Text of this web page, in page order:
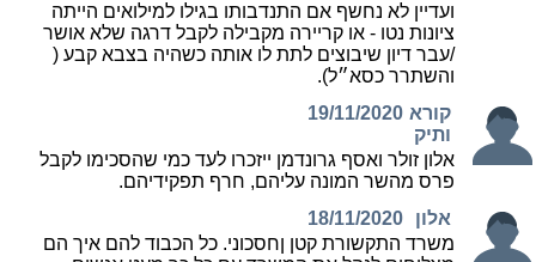
ועדיין לא נחשף אם התנדבותו בגילו למילואים הייתה
ציונות נטו - או קריירה מקבילה לקבל דרגה שלא אושר
/עבר דיון שיבוצים לתת לו אותה כשהיה בצבא קבע (
והשתרר כסא״ל).
קורא
ותיק
19/11/2020
אלון זולר ואסף גרונדמן ייזכרו לעד כמי שהסכימו לקבל
פרס מהשר המונה עליהם, חרף תפקידיהם.
אלון
18/11/2020
משרד התקשורת קטן ןחסכוני. כל הכבוד להם איך הם